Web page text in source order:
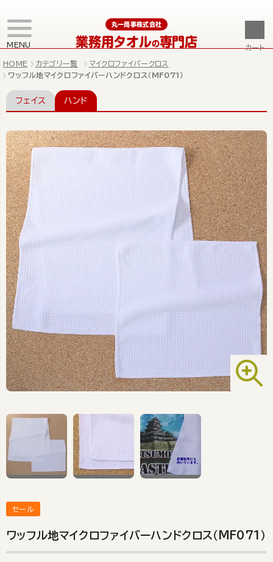
MENU
丸一商事株式会社
業務用タオルの専門店 カート
HOME カテゴリ一覧
マイクロファイバークロス
ワッフル地マイクロファイバーハンドクロス（MF071）
フェイス ハンド
セール
ワッフル地マイクロファイバーハンドクロス（MF071）